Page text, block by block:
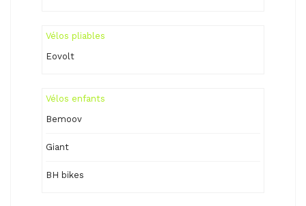
Vélos pliables
Eovolt
Vélos enfants
Bemoov
Giant
BH bikes